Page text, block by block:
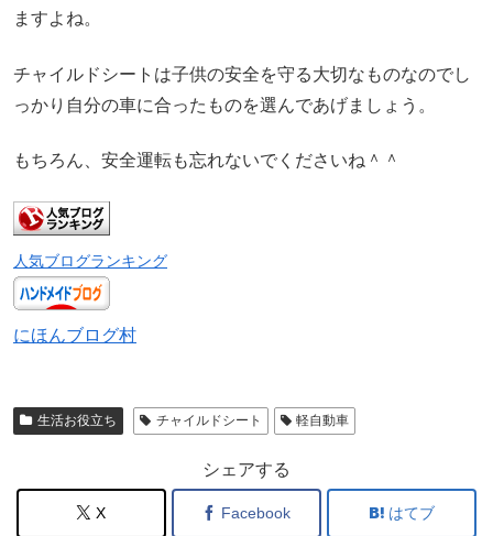
ますよね。
チャイルドシートは子供の安全を守る大切なものなのでし
っかり自分の車に合ったものを選んであげましょう。
もちろん、安全運転も忘れないでくださいね＾＾
人気ブログランキング
にほんブログ村
生活お役立ち チャイルドシート 軽自動車
シェアする
X Facebook はてブ